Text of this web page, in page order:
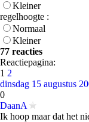
Kleiner
regelhoogte :
Normaal
Kleiner
77 reacties
Reactiepagina:
1 2
dinsdag 15 augustus
0
DaanA
Ik hoop maar dat het